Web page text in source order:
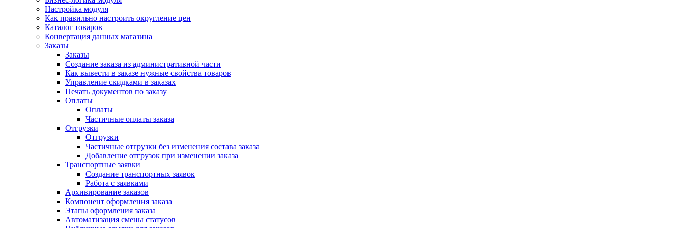
Настройка модуля
Как правильно настроить округление цен
Каталог товаров
Конвертация данных магазина
Заказы
Заказы
Создание заказа из административной части
Как вывести в заказе нужные свойства товаров
Управление скидками в заказах
Печать документов по заказу
Оплаты
Оплаты
Частичные оплаты заказа
Отгрузки
Отгрузки
Частичные отгрузки без изменения состава заказа
Добавление отгрузок при изменении заказа
Транспортные заявки
Создание транспортных заявок
Работа с заявками
Архивирование заказов
Компонент оформления заказа
Этапы оформления заказа
Автоматизация смены статусов